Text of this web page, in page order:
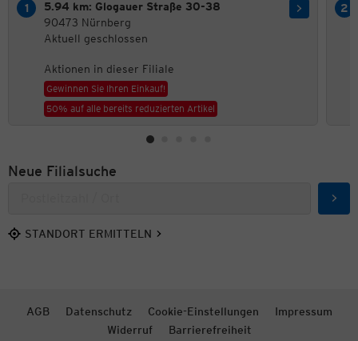
5.94 km: Glogauer Straße 30-38
90473 Nürnberg
Aktuell geschlossen
Aktionen in dieser Filiale
Gewinnen Sie Ihren Einkauf!
50% auf alle bereits reduzierten Artikel
Neue Filialsuche
STANDORT ERMITTELN
AGB Datenschutz Cookie-Einstellungen
Impressum
Widerruf
Barrierefreiheit